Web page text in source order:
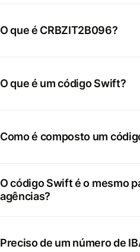
O que é CRBZIT2B096?
O que é um código Swift?
Como é composto um
O código Swift é o mesmo
agências?
Preciso de um número de